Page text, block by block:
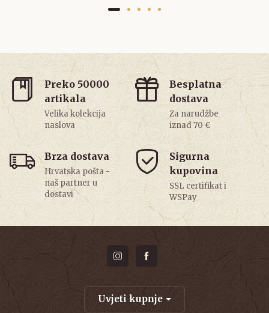
Preko 50000
artikala
Velika kolekcija
naslova
Besplatna
dostava
Za narudžbe
iznad 70 €
Brza dostava
Hrvatska pošta -
naš partner u
dostavi
Sigurna
kupovina
SSL certifikat i
WSPay
Uvjeti kupnje